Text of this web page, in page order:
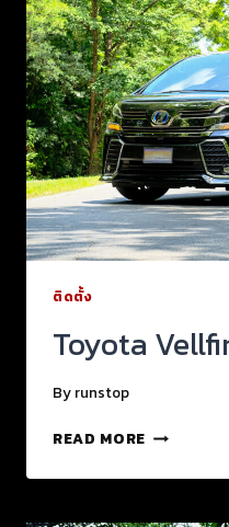
ติดตั้ง
Toyota
By runstop
READ MORE